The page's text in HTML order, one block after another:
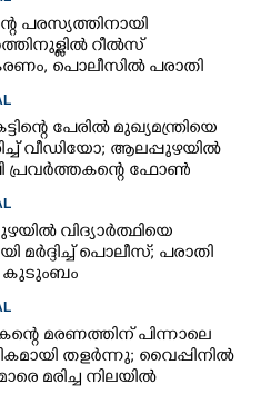
പരസ്യത്തിനായി
റീൽസ്
പൊലീസിൽ പരാതി
പേരിൽ മുഖ്യമന്ത്രിയെ
വീഡിയോ; ആലപ്പുഴയിൽ
പ്രവർത്തകന്റെ ഫോൺ
പിടിച്ചെടുത്തു
വിദ്യാർത്ഥിയെ
മർദ്ദിച്ച് പൊലീസ്; പരാതി
കുടുംബം
മരണത്തിന് പിന്നാലെ
തളർന്നു; വൈപ്പിനിൽ
മരിച്ച നിലയിൽ